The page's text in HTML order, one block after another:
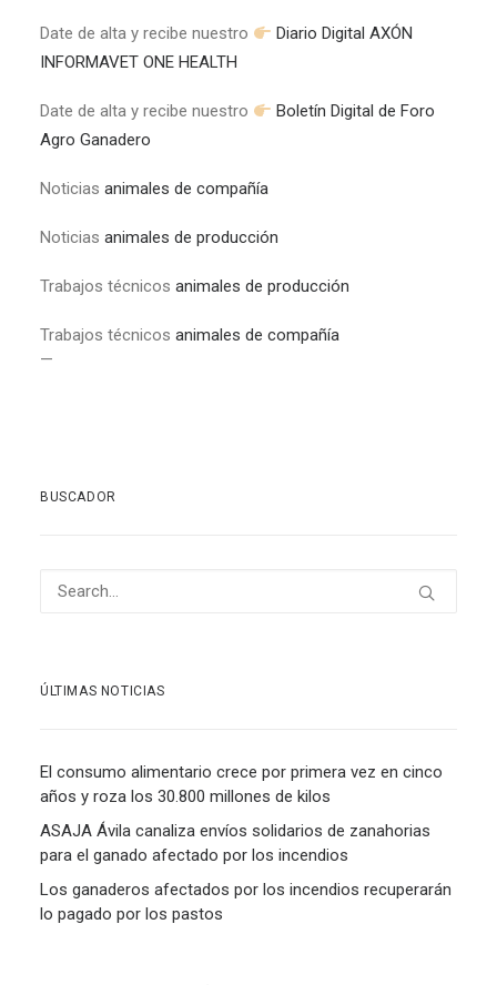
Date de alta y recibe nuestro
Diario Digital AXÓN
INFORMAVET ONE HEALTH
Date de alta y recibe nuestro
Boletín Digital de Foro
Agro Ganadero
Noticias animales de compañía
Noticias animales de producción
Trabajos técnicos animales de producción
Trabajos técnicos animales de compañía
—
BUSCADOR
ÚLTIMAS NOTICIAS
El consumo alimentario crece por primera vez en cinco
años y roza los 30.800 millones de kilos
ASAJA Ávila canaliza envíos solidarios de zanahorias
para el ganado afectado por los incendios
Los ganaderos afectados por los incendios recuperarán
lo pagado por los pastos